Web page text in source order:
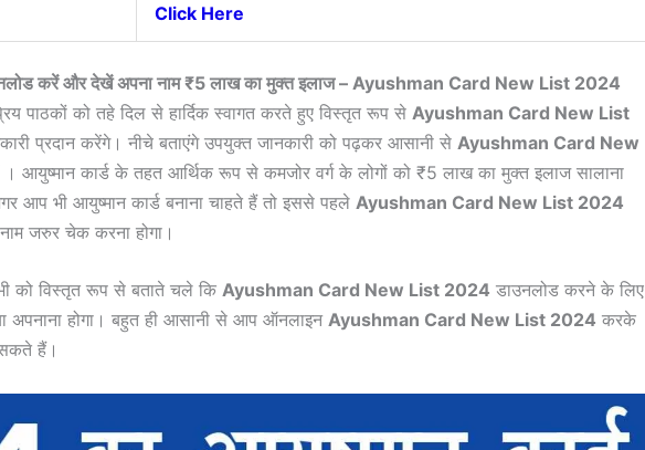
Click Here
करें और देखें अपना नाम ₹5 लाख का मुक्त इलाज – Ayushman Card New List 2024
पाठकों को तहे दिल से हार्दिक स्वागत करते हुए विस्तृत रूप से Ayushman Card New List
प्रदान करेंगे। नीचे बताएंगे उपयुक्त जानकारी को पढ़कर आसानी से Ayushman Card New
आयुष्मान कार्ड के तहत आर्थिक रूप से कमजोर वर्ग के लोगों को ₹5 लाख का मुक्त इलाज सालाना
आप भी आयुष्मान कार्ड बनाना चाहते हैं तो इससे पहले Ayushman Card New List 2024
जरुर चेक करना होगा।
को विस्तृत रूप से बताते चले कि Ayushman Card New List 2024 डाउनलोड करने के लिए
अपनाना होगा। बहुत ही आसानी से आप ऑनलाइन Ayushman Card New List 2024 करके
हैं।